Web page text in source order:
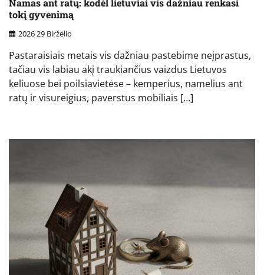
Namas ant ratų: kodėl lietuviai vis dažniau renkasi
tokį gyvenimą
2026 29 Birželio
Pastaraisiais metais vis dažniau pastebime neįprastus,
tačiau vis labiau akį traukiančius vaizdus Lietuvos
keliuose bei poilsiavietėse – kemperius, namelius ant
ratų ir visureigius, paverstus mobiliais […]